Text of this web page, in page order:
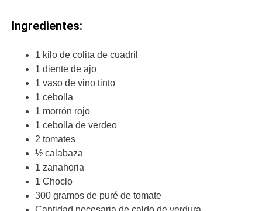
Ingredientes:
1 kilo de colita de cuadril
1 diente de ajo
1 vaso de vino tinto
1 cebolla
1 morrón rojo
1 cebolla de verdeo
2 tomates
½ calabaza
1 zanahoria
1 Choclo
300 gramos de puré de tomate